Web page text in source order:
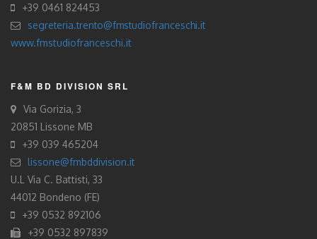
+39 0461 824453
segreteria.trento@fmstudiofranceschi.it
www.fmstudiofranceschi.it
F&M BD DIVISION SRL
Via Gorizia, 3
20851 Lissone MB
+39 039 465204
lissone@fmbddivision.it
U.L Via C. Battisti, 33
44012 Bondeno (FE)
+39 0532 892106
+39 0532 897839